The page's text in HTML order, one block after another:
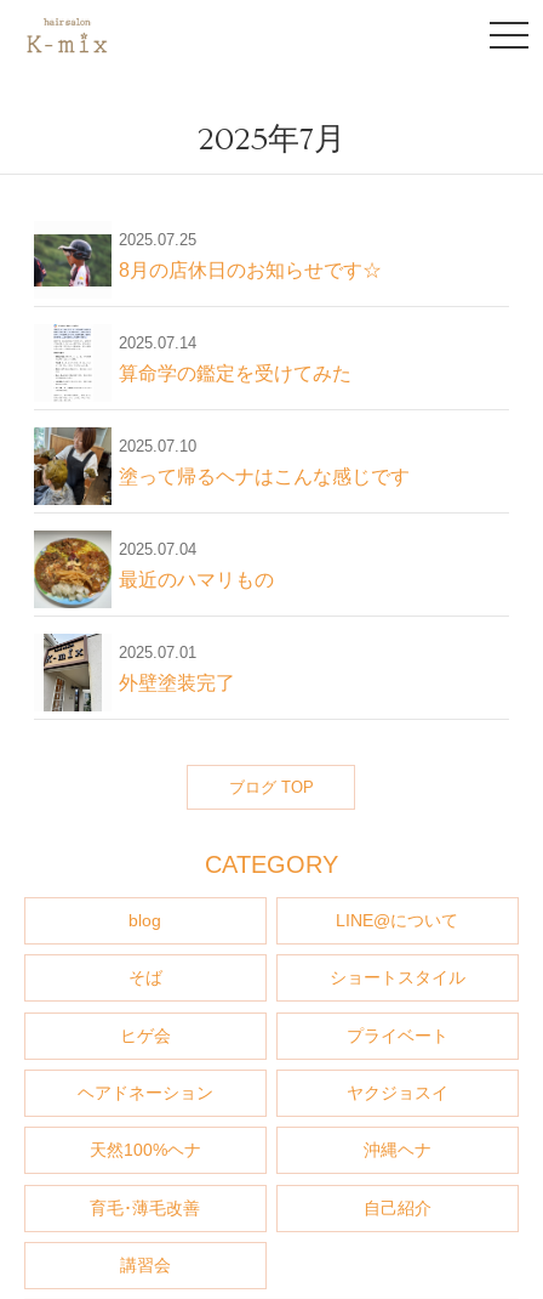
2025年7月
2025.07.25
8月の店休日のお知らせです☆
2025.07.14
算命学の鑑定を受けてみた
2025.07.10
塗って帰るヘナはこんな感じです
2025.07.04
最近のハマリもの
2025.07.01
外壁塗装完了
ブログ TOP
CATEGORY
blog LINE@について
そば ショートスタイル
ヒゲ会 プライベート
ヘアドネーション ヤクジョスイ
天然100%ヘナ 沖縄ヘナ
育毛･薄毛改善 自己紹介
講習会